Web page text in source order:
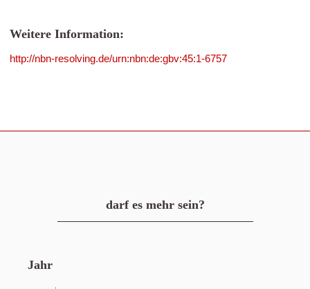
Weitere Information:
http://nbn-resolving.de/urn:nbn:de:gbv:45:1-6757
darf es mehr sein?
Jahr